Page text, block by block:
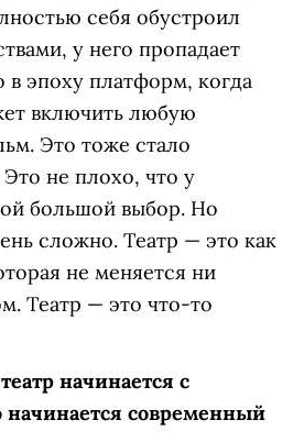
себя обустроил
у него пропадает
эпоху платформ, когда
включить любую
Это тоже стало
не плохо, что у
большой выбор. Но
сложно. Театр — это как
не меняется ни
Театр — это что-то
начинается с
начинается современный